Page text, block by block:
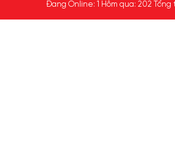
Đang Online: 1 Hôm qua: 202